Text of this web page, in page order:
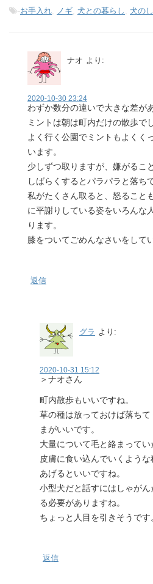
-お手入れ, ノギ, 犬との暮らし , 犬の
ナオ より:
2020-10-30 23:24
わずか数分の違いで大きな差が
ミントは朝は町内だけの散歩で
よく行く公園でミントもよくく
います。
少しずつ取りますが、嫌がるこ
しばらくするとパラパラと落ち
私がたくさん取ると、怒ること
に平謝りしている姿をいろんな
ります。
膝をついてごめんなさいをして
返信
グラ より:
2020-10-31 15:12
＞ナオさん
町内散歩もいいですね。
草の種は放っておけば落ちて
まがいいです。
大量について毛と絡まって
皮膚に食い込んでいくよう
あげるといいですね。
小型犬だと話すにはしゃが
る必要がありますね。
ちょっと人目を引きそうです
返信